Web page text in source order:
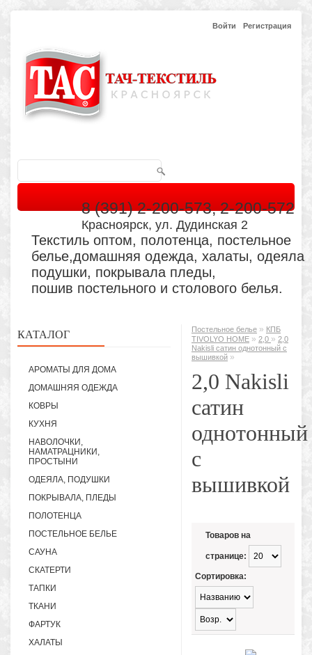
Войти Регистрация
8 (391) 2-200-573, 2-200-572
Красноярск, ул. Дудинская 2
Текстиль оптом, полотенца, постельное
белье,домашняя одежда, халаты, одеяла
подушки, покрывала пледы,
пошив постельного и столового белья.
КАТАЛОГ
АРОМАТЫ ДЛЯ ДОМА
ДОМАШНЯЯ ОДЕЖДА
КОВРЫ
КУХНЯ
НАВОЛОЧКИ,
НАМАТРАЦНИКИ,
ПРОСТЫНИ
ОДЕЯЛА, ПОДУШКИ
ПОКРЫВАЛА, ПЛЕДЫ
ПОЛОТЕНЦА
ПОСТЕЛЬНОЕ БЕЛЬЕ
САУНА
СКАТЕРТИ
ТАПКИ
ТКАНИ
ФАРТУК
ХАЛАТЫ
Постельное белье » КПБ
TIVOLYO HOME » 2,0 » 2,0
Nakisli сатин однотонный с
вышивкой »
2,0 Nakisli
сатин
однотонный
с
вышивкой
Товаров на
странице:
Сортировка: